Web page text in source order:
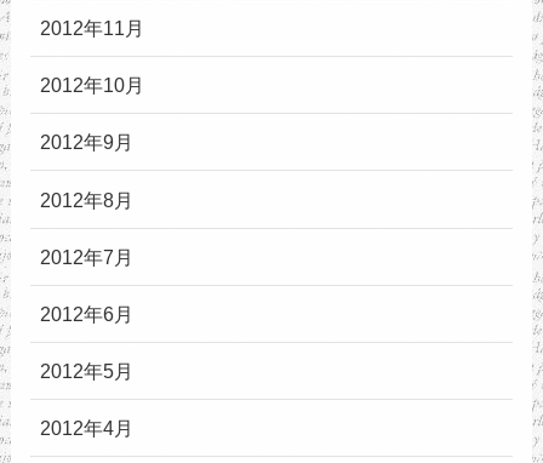
2012年11月
2012年10月
2012年9月
2012年8月
2012年7月
2012年6月
2012年5月
2012年4月